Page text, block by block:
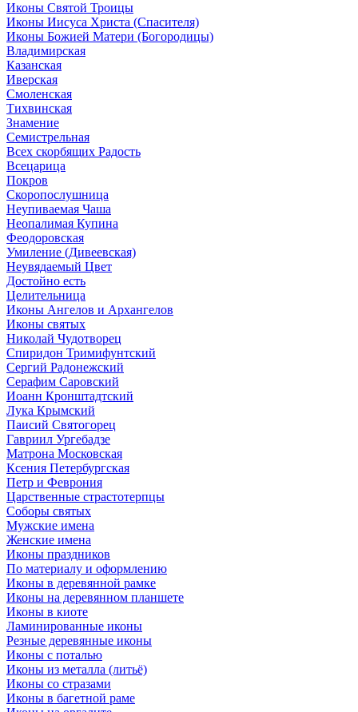
Иконы Святой Троицы
Иконы Иисуса Христа (Спасителя)
Иконы Божией Матери (Богородицы)
Владимирская
Казанская
Иверская
Смоленская
Тихвинская
Знамение
Семистрельная
Всех скорбящих Радость
Всецарица
Покров
Скоропослушница
Неупиваемая Чаша
Неопалимая Купина
Феодоровская
Умиление (Дивеевская)
Неувядаемый Цвет
Достойно есть
Целительница
Иконы Ангелов и Архангелов
Иконы святых
Николай Чудотворец
Спиридон Тримифунтский
Сергий Радонежский
Серафим Саровский
Иоанн Кронштадтский
Лука Крымский
Паисий Святогорец
Гавриил Ургебадзе
Матрона Московская
Ксения Петербургская
Петр и Феврония
Царственные страстотерпцы
Соборы святых
Мужские имена
Женские имена
Иконы праздников
По материалу и оформлению
Иконы в деревянной рамке
Иконы на деревянном планшете
Иконы в киоте
Ламинированные иконы
Резные деревянные иконы
Иконы с поталью
Иконы из металла (литьё)
Иконы со стразами
Иконы в багетной раме